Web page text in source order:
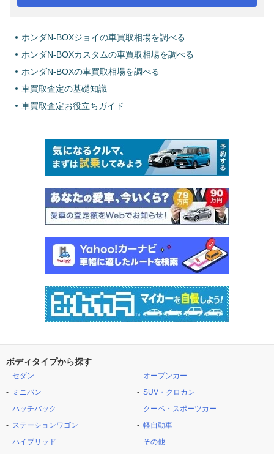
ホンダN-BOXジョイの車買取相場を調べる
ホンダN-BOXカスタムの車買取相場を調べる
ホンダN-BOXの車買取相場を調べる
車買取査定の基礎知識
車買取査定お役立ちガイド
ボディタイプから探す
セダン
ミニバン
ハッチバック
ステーションワゴン
ハイブリッド
オープンカー
SUV・クロカン
クーペ・スポーツカー
軽自動車
その他